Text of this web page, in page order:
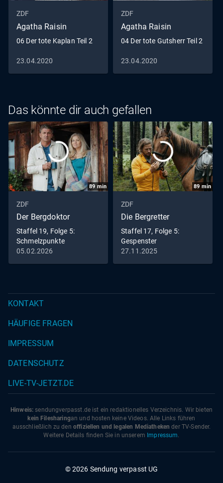
ZDF
Agatha Raisin
06 Der tote Kaplan Teil 2
23.04.2020
ZDF
Agatha Raisin
04 Der tote Gutsherr Teil 2
23.04.2020
Das könnte dir auch gefallen
89 min
ZDF
Der Bergdoktor
Staffel 19, Folge 5:
Schmelzpunkte
05.02.2026
89 min
ZDF
Die Bergretter
Staffel 17, Folge 5:
Gespenster
27.11.2025
KONTAKT
HÄUFIGE FRAGEN
IMPRESSUM
DATENSCHUTZ
LIVE-TV-JETZT.DE
Hinweis: sendungverpasst.de ist ein redaktionelles Verzeichnis. Wir bieten
kein Filesharingan und hosten keine Videos. Alle Links führen
ausschließlich zu den offiziellen und legalen Mediatheken der TV-Sender.
Weitere Details finden Sie in unserem Impressum.
© 2026 Sendung verpasst UG